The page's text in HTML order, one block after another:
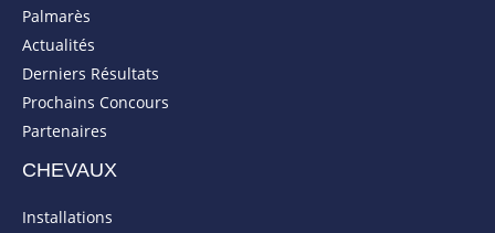
Palmarès
Actualités
Derniers Résultats
Prochains Concours
Partenaires
CHEVAUX
Installations